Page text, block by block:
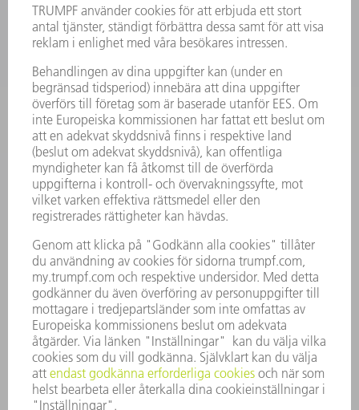
MASKINER & SYSTEM
LASER
KRAFTELEKTRONIK
SMART FACTORY
MJUKVARA
SERVICES
TILLÄMPNINGAR
BRANSCHER
FÖRETAG
KARRIÄR
LEDIGA TJÄNSTER
FÖRETAGSPROFIL
STYRELSE
FÖRETAGSPRINCIPER
ÖVERENSSTÄMMELSE
RÅDGIVARSYSTEM
SECURITY
PRESSMEDDELANDEN
MAGASIN
HÅLLBARHET
MILJÖ & KLIMAT
SOCIALT & SAMHÄLLE
FÖRETAGSMANAGEMENT